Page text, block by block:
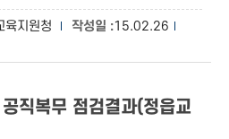
육지원청
15.02.26
직복무 점검결과(정읍교